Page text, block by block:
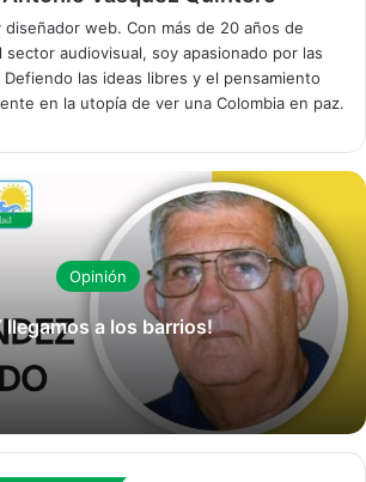
diseñador web. Con más de 20 años de
audiovisual, soy apasionado por las
las ideas libres y el pensamiento
en la utopía de ver una Colombia en paz.
Opinión
llegamos a los barrios!